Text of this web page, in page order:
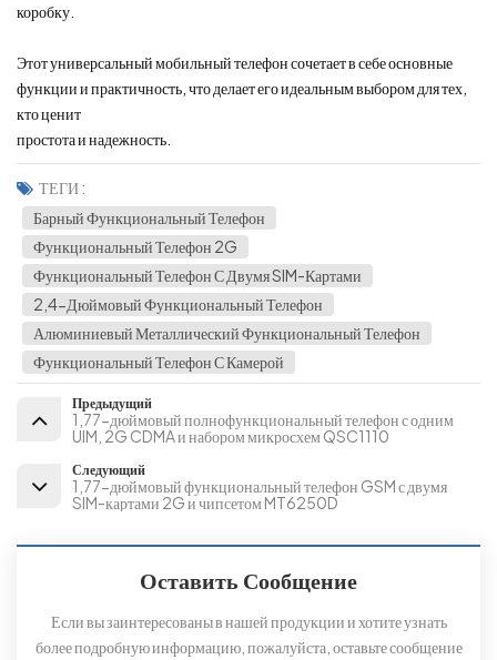
коробку.
Этот универсальный мобильный телефон сочетает в себе основные
функции и практичность, что делает его идеальным выбором для тех,
кто ценит
простота и надежность.
ТЕГИ :
Барный Функциональный Телефон
Функциональный Телефон 2G
Функциональный Телефон С Двумя SIM-Картами
2,4-Дюймовый Функциональный Телефон
Алюминиевый Металлический Функциональный Телефон
Функциональный Телефон С Камерой
Предыдущий
1,77-дюймовый полнофункциональный телефон с одним
UIM, 2G CDMA и набором микросхем QSC1110
Следующий
1,77-дюймовый функциональный телефон GSM с двумя
SIM-картами 2G и чипсетом MT6250D
Оставить Сообщение
Если вы заинтересованы в нашей продукции и хотите узнать
более подробную информацию, пожалуйста, оставьте сообщение